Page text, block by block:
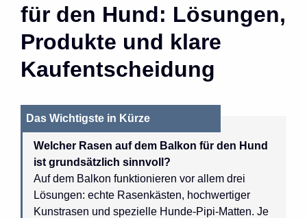
für den Hund: Lösungen,
Produkte und klare
Kaufentscheidung
Das Wichtigste in Kürze
Welcher Rasen auf dem Balkon für den Hund
ist grundsätzlich sinnvoll?
Auf dem Balkon funktionieren vor allem drei
Lösungen: echte Rasenkästen, hochwertiger
Kunstrasen und spezielle Hunde-Pipi-Matten. Je